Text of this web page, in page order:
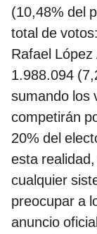
(10,48% del
total de
Rafael
1.988.094
sumando los
competirán
20% del
esta
cualquier
preocupar a
anuncio